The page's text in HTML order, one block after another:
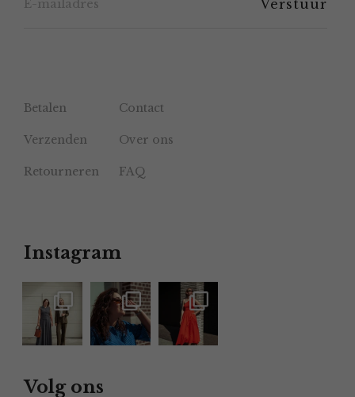
Betalen Contact
Verzenden Over ons
Retourneren FAQ
Instagram
Volg ons